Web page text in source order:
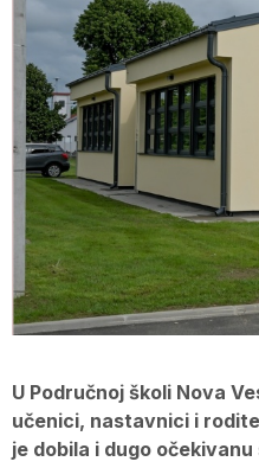
U Područnoj školi Nova
učenici, nastavnici i
je dobila i dugo